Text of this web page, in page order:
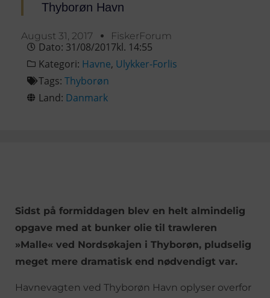
Thyborøn Havn
August 31, 2017 FiskerForum
Dato: 31/08/2017kl. 14:55
Kategori: Havne, Ulykker-Forlis
Tags: Thyborøn
Land: Danmark
Sidst på formiddagen blev en helt almindelig
opgave med at bunker olie til trawleren
»Malle« ved Nordsøkajen i Thyborøn, pludselig
meget mere dramatisk end nødvendigt var.
Havnevagten ved Thyborøn Havn oplyser overfor